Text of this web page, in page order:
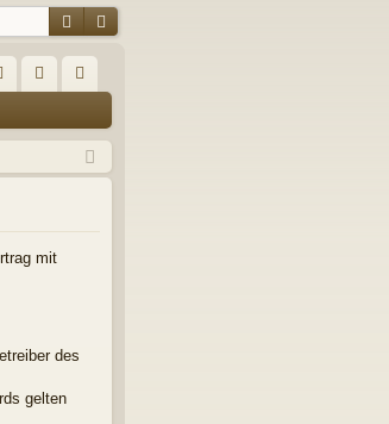
SucheErweiterte Suche
m
el
n
ist
rie
mit
des
gelten